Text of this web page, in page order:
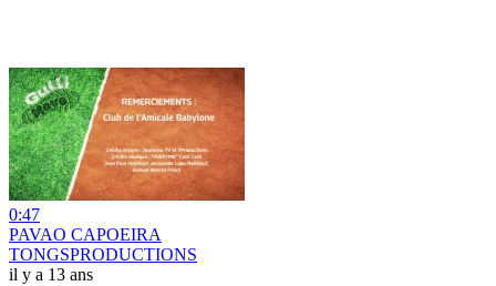
0:47
PAVAO CAPOEIRA
TONGSPRODUCTIONS
il y a 13 ans